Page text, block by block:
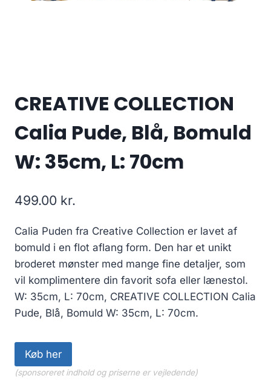
CREATIVE COLLECTION
Calia Pude, Blå, Bomuld
W: 35cm, L: 70cm
499.00 kr.
Calia Puden fra Creative Collection er lavet af
bomuld i en flot aflang form. Den har et unikt
broderet mønster med mange fine detaljer, som
vil komplimentere din favorit sofa eller lænestol.
W: 35cm, L: 70cm, CREATIVE COLLECTION Calia
Pude, Blå, Bomuld W: 35cm, L: 70cm.
Køb her
(sponsoreret indhold og priserne er vejledende)